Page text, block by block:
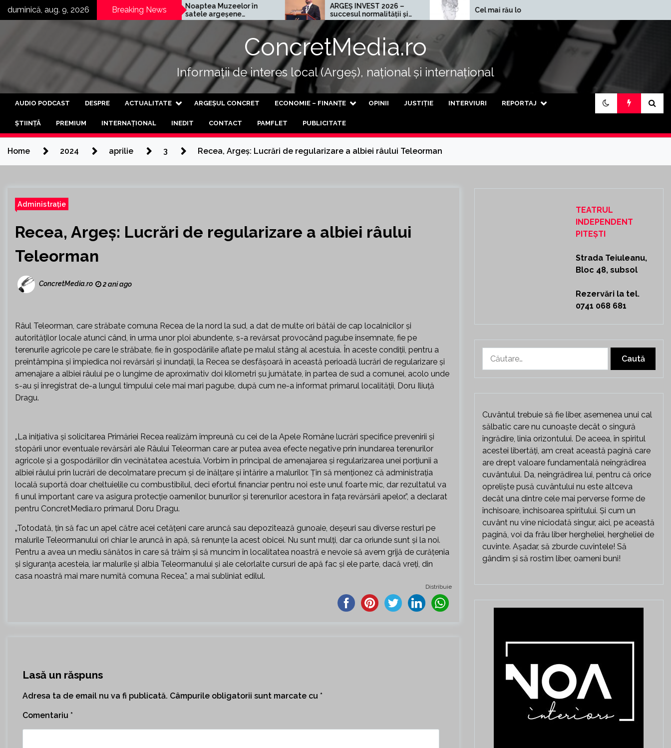
Skipduminică, aug. 9, 2026 Breaking News
germană
și-a deschis a
fabrică din Curtea
Noaptea Muzeelor în
satele argeșene
Mârghia de Jos și
Mârghia de Sus
ARGEȘ INVEST 2026 –
succesul normalității și
al progresului
Cel mai rău loc din lume
pensii din țară
ConcretMedia.ro
Informații de interes local (Argeș), național și internațional
AUDIO PODCAST DESPRE ACTUALITATE ARGEȘUL CONCRET ECONOMIE – FINANȚE OPINII JUSTIȚIE INTERVIURI REPORTAJ
ȘTIINȚĂ PREMIUM INTERNAȚIONAL INEDIT CONTACT PAMFLET PUBLICITATE
Home 2024 aprilie 3 Recea, Argeș: Lucrări de regularizare a albiei râului Teleorman
Administrație
Recea, Argeș: Lucrări de regularizare a albiei râului
Teleorman
ConcretMedia.ro 2 ani ago
Râul Teleorman, care străbate comuna Recea de la nord la sud, a dat de multe ori bătăi de cap localnicilor și
autorităților locale atunci când, în urma unor ploi abundente, s-a revărsat provocând pagube însemnate, fie pe
terenurile agricole pe care le străbate, fie în gospodăriile aflate pe malul stâng al acestuia. În aceste condiții, pentru a
preîntâmpina și împiedica noi revărsări și inundații, la Recea se desfășoară în această perioadă lucrări de regularizare și
amenajare a albiei râului pe o lungime de aproximativ doi kilometri șu jumătate, în partea de sud a comunei, acolo unde
s-au și înregistrat de-a lungul timpului cele mai mari pagube, după cum ne-a informat primarul localității, Doru Iliuță
Dragu.
„La inițiativa și solicitarea Primăriei Recea realizăm împreună cu cei de la Apele Române lucrări specifice prevenirii și
stopării unor eventuale revărsări ale Râului Teleorman care ar putea avea efecte negative prin inundarea terenurilor
agricole și a gospodăriilor din vecinătatea acestuia. Vorbim în principal de amenajarea și regularizarea unei porțiunii a
albiei râului prin lucrări de decolmatare precum și de înălțare și întărire a malurilor. Țin să menționez că administrația
locală suportă doar cheltuielile cu combustibilul, deci efortul financiar pentru noi este unul foarte mic, dar rezultatul va
fi unul important care va asigura protecție oamenilor, bunurilor și terenurilor acestora în fața revărsării apelor.”, a declarat
pentru ConcretMedia.ro primarul Doru Dragu.
„Totodată, țin să fac un apel către acei cetățeni care aruncă sau depozitează gunoaie, deșeuri sau diverse resturi pe
malurile Teleormanului ori chiar le aruncă în apă, să renunțe la acest obicei. Nu sunt mulți, dar ca oriunde sunt și la noi.
Pentru a avea un mediu sănătos în care să trăim și să muncim în localitatea noastră e nevoie să avem grijă de curățenia
și siguranța acesteia, iar malurile și albia Teleormanului și ale celorlalte cursuri de apă fac și ele parte, dacă vreți, din
casa noastră mai mare numită comuna Recea,”, a mai subliniat edilul.
Distribuie
Lasă un răspuns
Adresa ta de email nu va fi publicată. Câmpurile obligatorii sunt marcate cu *
Comentariu *
TEATRUL
INDEPENDENT
PITEȘTI
Strada Teiuleanu,
Bloc 48, subsol
Rezervări la tel.
0741 068 681
după:
Cuvântul trebuie să fie liber, asemenea unui cal
sălbatic care nu cunoaște decât o singură
îngrădire, linia orizontului. De aceea, în spiritul
acestei libertăți, am creat această pagină care
are drept valoare fundamentală neîngrădirea
cuvântului. Da, neîngrădirea lui, pentru că orice
opreliște pusă cuvântului nu este altceva
decât una dintre cele mai perverse forme de
închisoare, închisoarea spiritului. Și cum un
cuvânt nu vine niciodată singur, aici, pe această
pagină, voi da frâu liber hergheliei, hergheliei de
cuvinte. Așadar, să zburde cuvintele! Să
gândim și să rostim liber, oameni buni!